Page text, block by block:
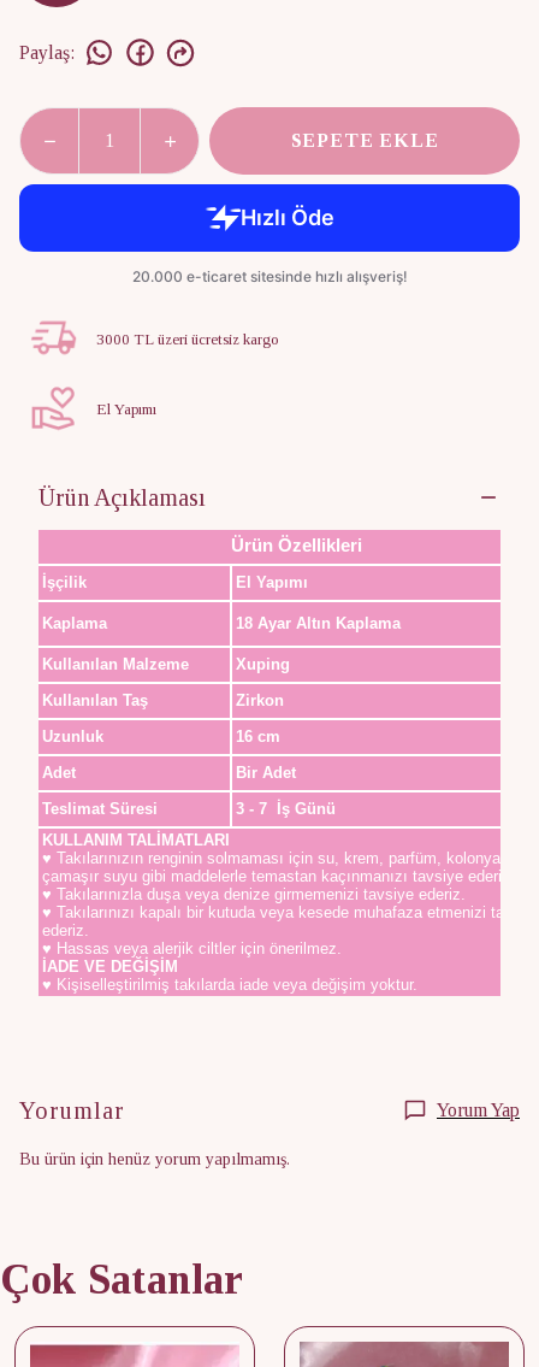
Paylaş:
SEPETE EKLE
3000 TL üzeri ücretsiz kargo
El Yapımı
Ürün Açıklaması
Ürün Özellikleri
İşçilik El Yapımı
Kaplama 18 Ayar Altın Kaplama
Kullanılan Malzeme
Xuping
Kullanılan Taş
Zirkon
Uzunluk
16 cm
Adet
Bir Adet
Teslimat Süresi
3 - 7 İş Günü
KULLANIM TALİMATLARI
♥ Takılarınızın renginin solmaması için su, krem, parfüm, kolonya,
çamaşır suyu gibi maddelerle temastan kaçınmanızı tavsiye ederiz.
♥ Takılarınızla duşa veya denize girmemenizi tavsiye ederiz.
♥ Takılarınızı kapalı bir kutuda veya kesede muhafaza etmenizi
ederiz.
♥ Hassas veya alerjik ciltler için önerilmez.
İADE VE DEĞİŞİM
♥ Kişiselleştirilmiş takılarda iade veya değişim yoktur.
Yorumlar Yorum Yap
Bu ürün için henüz yorum yapılmamış.
Çok Satanlar